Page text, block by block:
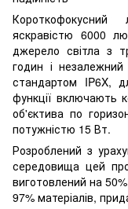
яскравістю 6000
джерело світла з
годин і
стандартом IP6X,
функції включають
об'єктива по
потужністю 15 Вт.
Розроблений з
середовища цей
виготовлений на
97% матеріалів,